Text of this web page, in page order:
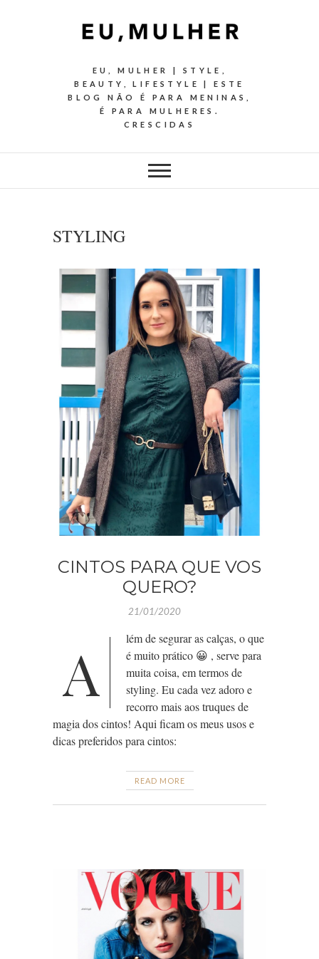
EU, MULHER | STYLE,
BEAUTY, LIFESTYLE | ESTE
BLOG NÃO É PARA MENINAS,
É PARA MULHERES.
CRESCIDAS
STYLING
CINTOS PARA QUE VOS
QUERO?
21/01/2020
A
lém de segurar as calças, o que
é muito prático 😀 , serve para
muita coisa, em termos de
styling. Eu cada vez adoro e
recorro mais aos truques de
magia dos cintos! Aqui ficam os meus usos e
dicas preferidos para cintos:
READ MORE